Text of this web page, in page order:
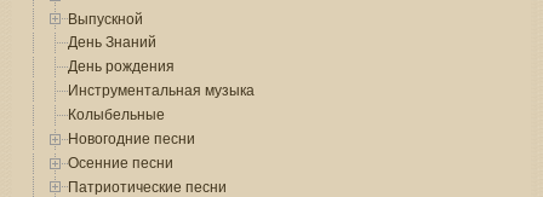
Выпускной
День Знаний
День рождения
Инструментальная музыка
Колыбельные
Новогодние песни
Осенние песни
Патриотические песни